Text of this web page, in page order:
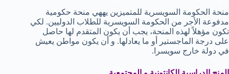
منحة الحكومة السويسرية للمتميزين يههي منحة حكومية
مدفوعة الأجر من الحكومة السويسرية للطلاب الدوليين. لكي
تكون مؤهلاً لهذه المنحة، يجب أن يكون المتقدم لها حاصل
على درجة الماجستير أو ما يعادلها. و أن يكون مواطن يعيش
في دولة خارج سويسرا.